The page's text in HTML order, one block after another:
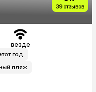
39 отзывов
везде
год
пляж